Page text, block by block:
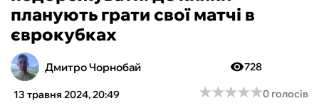
ХОКЕЙ
ТЕНІС
планують грати свої матчі в
єврокубках
Дмитро Чорнобай
13 травня 2024, 20:49
728
★★★★★
★★★★★0 голосів